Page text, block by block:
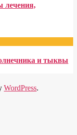
лечения,
и тыквы
WordPress.